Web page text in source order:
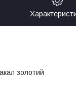
золотий